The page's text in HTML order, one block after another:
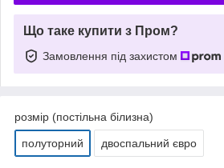
Що таке купити з Пром?
Замовлення під захистом
розмір (постільна білизна)
полуторний двоспальний євро